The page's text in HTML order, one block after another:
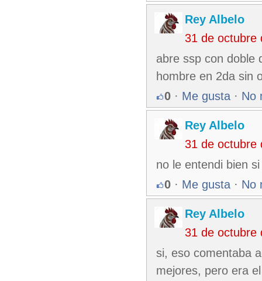
Rey Albelo
31 de octubre
abre ssp con doble
hombre en 2da sin
0 · Me gusta · No
Rey Albelo
31 de octubre
no le entendi bien
0 · Me gusta · No
Rey Albelo
31 de octubre
si, eso comentaba
mejores, pero era